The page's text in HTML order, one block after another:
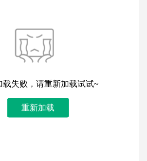
载失败，请重新加载试试~
重新加载